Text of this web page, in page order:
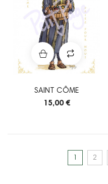
SAINT CÔME
15,00 €
1 2